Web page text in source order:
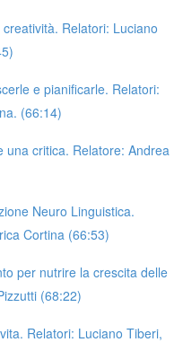
Relatori: Luciano
e pianificarle. Relatori:
(66:14)
critica. Relatore: Andrea
Neuro Linguistica.
Cortina (66:53)
per nutrire la crescita delle
(68:22)
Relatori: Luciano Tiberi,